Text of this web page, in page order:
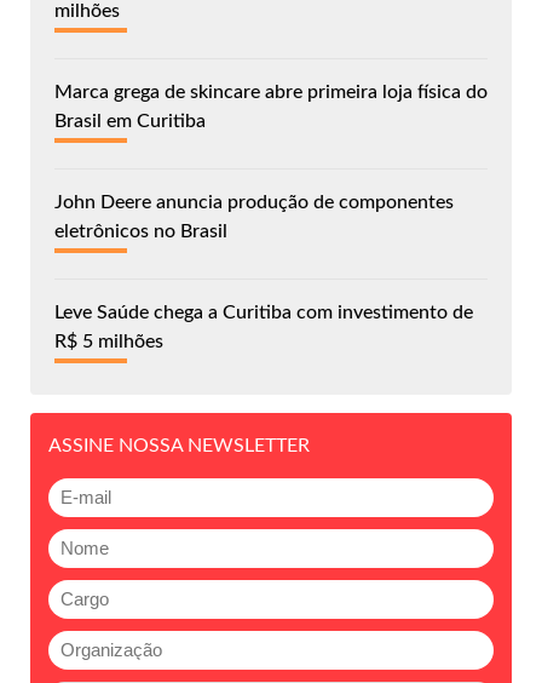
milhões
Marca grega de skincare abre primeira loja física do
Brasil em Curitiba
John Deere anuncia produção de componentes
eletrônicos no Brasil
Leve Saúde chega a Curitiba com investimento de
R$ 5 milhões
ASSINE NOSSA NEWSLETTER